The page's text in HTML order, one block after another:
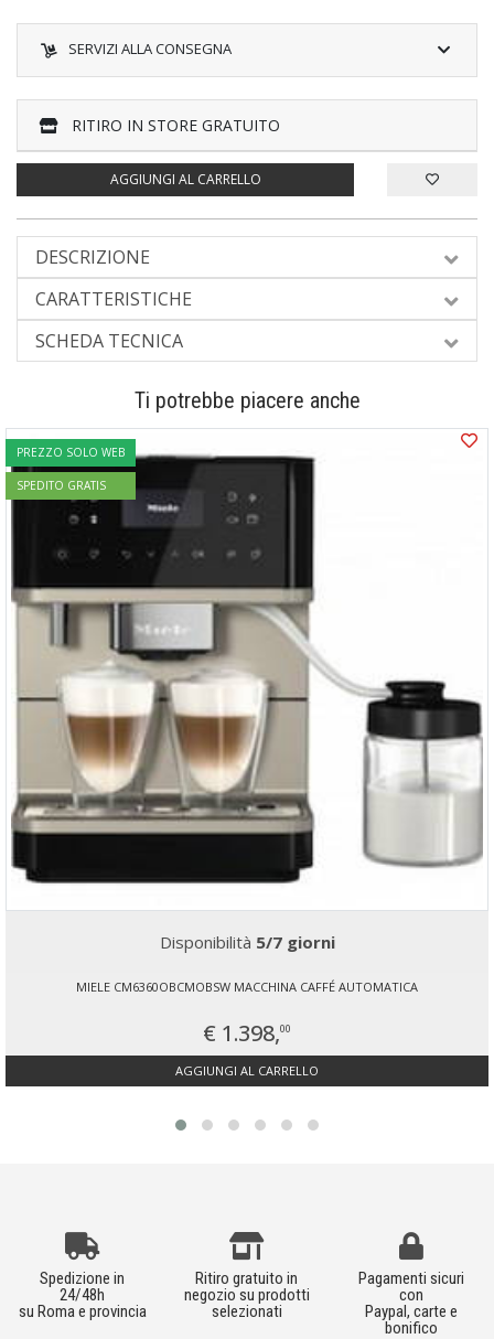
SERVIZI ALLA CONSEGNA
RITIRO IN STORE GRATUITO
AGGIUNGI AL CARRELLO
DESCRIZIONE
CARATTERISTICHE
SCHEDA TECNICA
Ti potrebbe piacere anche
PREZZO SOLO WEB
SPEDITO GRATIS
Disponibilità 5/7 giorni
MIELE CM6360OBCMOBSW MACCHINA CAFFÉ AUTOMATICA
€ 1.398,00
AGGIUNGI AL CARRELLO
Spedizione in
24/48h
su Roma e provincia
Ritiro gratuito in
negozio su prodotti
selezionati
Pagamenti sicuri
con
Paypal, carte e
bonifico